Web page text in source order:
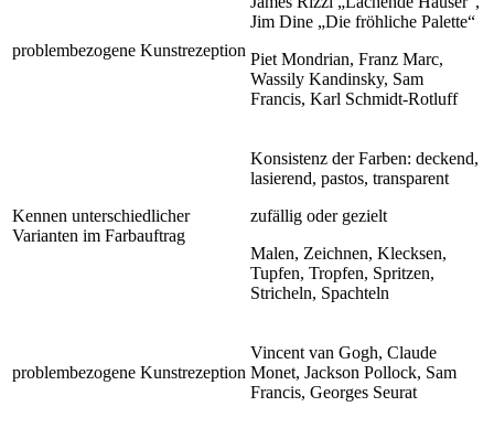
problembezogene Kunstrezeption
Jim Dine „Die fröhliche Palette“
Piet Mondrian, Franz Marc,
Wassily Kandinsky, Sam
Francis, Karl Schmidt-Rotluff
Kennen unterschiedlicher
Varianten im Farbauftrag
Konsistenz der Farben: deckend,
lasierend, pastos, transparent
zufällig oder gezielt
Malen, Zeichnen, Klecksen,
Tupfen, Tropfen, Spritzen,
Stricheln, Spachteln
problembezogene Kunstrezeption
Vincent van Gogh, Claude
Monet, Jackson Pollock, Sam
Francis, Georges Seurat